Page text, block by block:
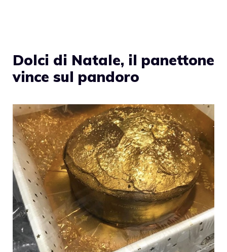
Dolci di Natale, il panettone
vince sul pandoro